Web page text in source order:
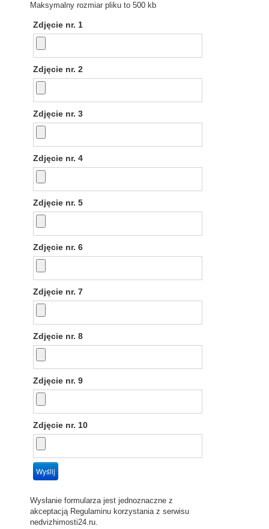
Maksymalny rozmiar pliku to 500 kb
Zdjęcie nr. 1
Zdjęcie nr. 2
Zdjęcie nr. 3
Zdjęcie nr. 4
Zdjęcie nr. 5
Zdjęcie nr. 6
Zdjęcie nr. 7
Zdjęcie nr. 8
Zdjęcie nr. 9
Zdjęcie nr. 10
Wysłanie formularza jest jednoznaczne z
akceptacją Regulaminu korzystania z serwisu
nedvizhimosti24.ru.